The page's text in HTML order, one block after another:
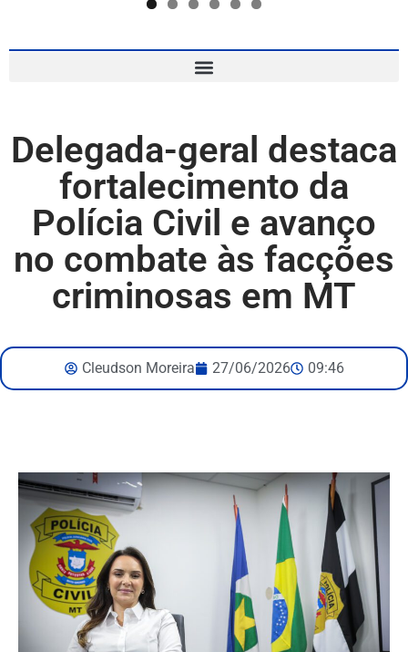
Delegada-geral destaca
fortalecimento da
Polícia Civil e avanço
no combate às facções
criminosas em MT
Cleudson Moreira 27/06/2026 09:46